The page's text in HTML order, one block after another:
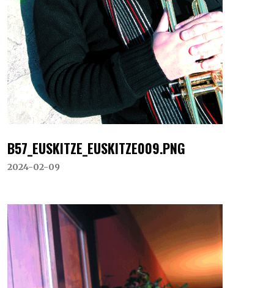
B57_EUSKITZE_EUSKITZE009.PNG
2024-02-09